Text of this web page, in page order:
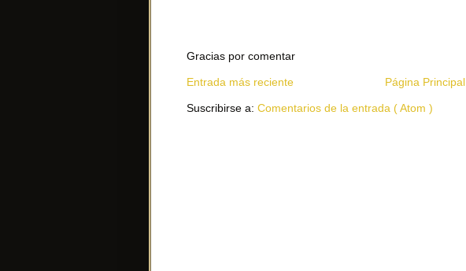
Gracias por comentar
Entrada más reciente Página Principal
Suscribirse a: Comentarios de la entrada ( Atom )